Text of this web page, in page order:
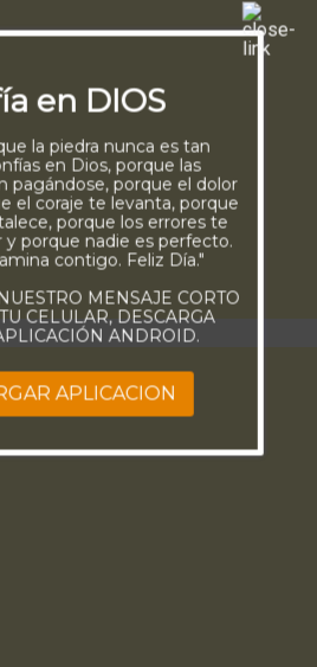
en DIOS
la piedra nunca es tan
en Dios, porque las
pagándose, porque el dolor
el coraje te levanta, porque
porque los errores te
y porque nadie es perfecto.
contigo. Feliz Día."
MENSAJE CORTO
CELULAR, DESCARGA
ANDROID.
APLICACION